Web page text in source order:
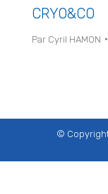
CRYO&CO
Par Cyril HAMON
©